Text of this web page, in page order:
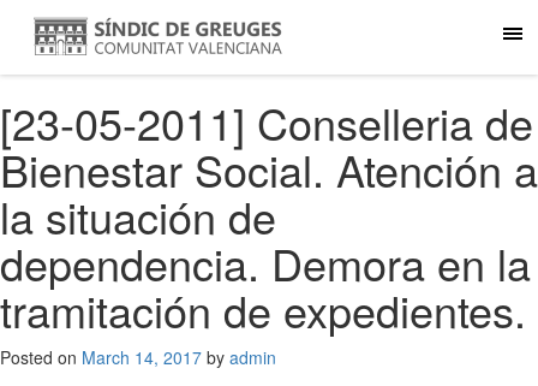
[23-05-2011] Conselleria de
Bienestar Social. Atención a
la situación de
dependencia. Demora en la
tramitación de expedientes.
Posted on March 14, 2017 by admin